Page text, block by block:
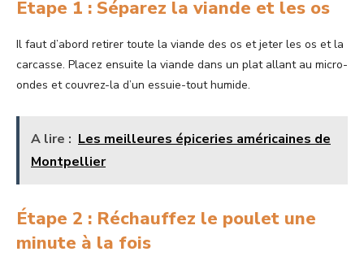
Étape 1 : Séparez la viande et les os
Il faut d’abord retirer toute la viande des os et jeter les os et la
carcasse. Placez ensuite la viande dans un plat allant au micro-
ondes et couvrez-la d’un essuie-tout humide.
A lire : Les meilleures épiceries américaines de
Montpellier
Étape 2 : Réchauffez le poulet une
minute à la fois